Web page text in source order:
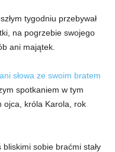
tygodniu przebywał
na pogrzebie swojego
ani majątek.
słowa ze swoim bratem
spotkaniem w tym
ojca, króla Karola, rok
sobie braćmi stały